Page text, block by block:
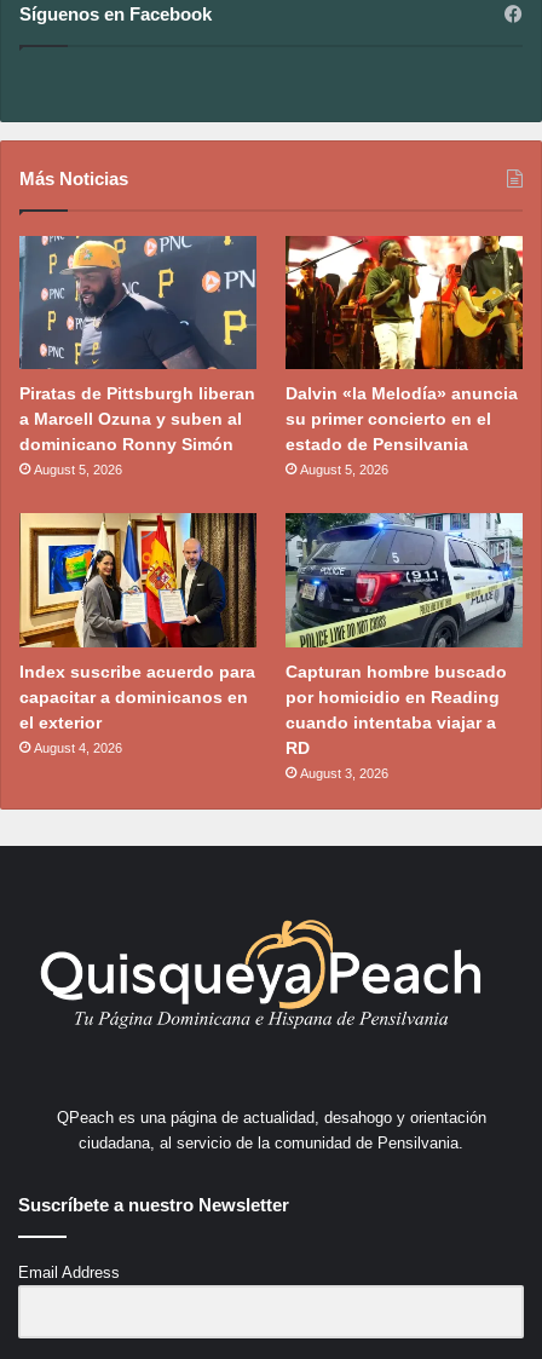
Síguenos en Facebook
Más Noticias
Piratas de Pittsburgh liberan
a Marcell Ozuna y suben al
dominicano Ronny Simón
August 5, 2026
Dalvin «la Melodía» anuncia
su primer concierto en el
estado de Pensilvania
August 5, 2026
Index suscribe acuerdo para
capacitar a dominicanos en
el exterior
August 4, 2026
Capturan hombre buscado
por homicidio en Reading
cuando intentaba viajar a
RD
August 3, 2026
QPeach es una página de actualidad, desahogo y orientación
ciudadana, al servicio de la comunidad de Pensilvania.
Suscríbete a nuestro Newsletter
Email Address